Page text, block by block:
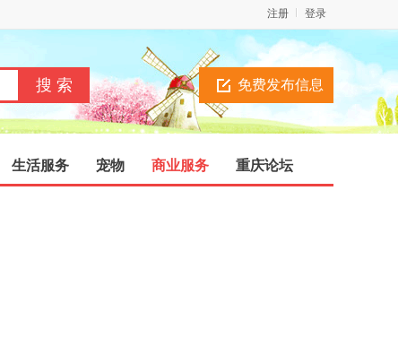
登录
注册
免费发布信息
生活服务 宠物 商业服务 重庆论坛